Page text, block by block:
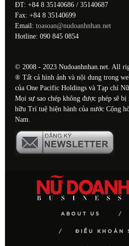
ĐT: +84 8 35140686 / 35140687
Fax: +84 8 35140699
Email: toasoan@nudoanhnhan.net
Hotline: 090 845 0854
© 2008 - 2023 Nudoanhnhan.net. All
® Tất cả hình ảnh và nội dung trong
của One Pacific Holdings và Tạp chí
Mọi sự sao chép không được phép sẽ
hữu Trí tuệ hiện hành của nước Cộng
Nam.
ABOUT US
ĐIỀU KHOẢN